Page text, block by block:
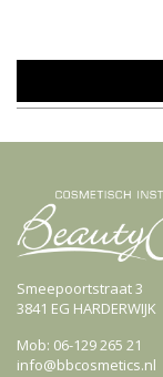
Smeepoortstraat 3
3841 EG HARDERWIJK
Mob: 06-129 265 21
info@bbcosmetics.nl